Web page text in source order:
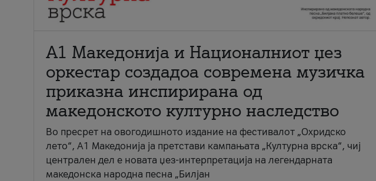
А1 Македонија и Националниот џез
оркестар создадоа современа музичка
приказна инспирирана од
македонското културно наследство
Во пресрет на овогодишното издание на фестивалот „Охридско
лето“, А1 Македонија ја претстави кампањата „Културна врска“, чиј
централен дел е новата џез-интерпретација на легендарната
македонска народна песна „Билјан